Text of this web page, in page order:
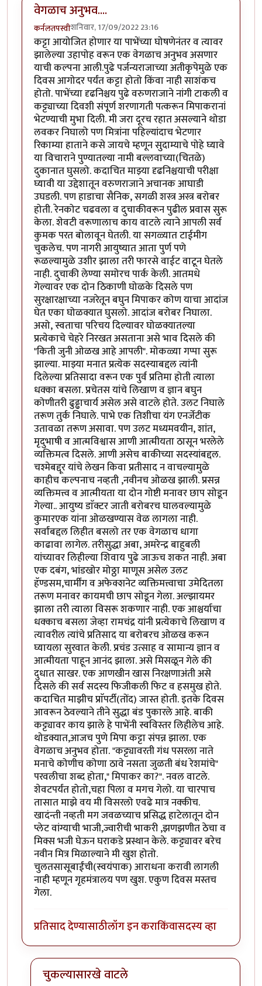
वेगळाच अनुभव....
कर्नलतपस्वीशनिवार, 17/09/2022 23:16
कट्टा आयोजित होणार या पाभेंच्या घोषणेनंतर व त्यावर
झालेल्या उहापोह वरून एक वेगळाच अनुभव असणार
याची कल्पना आली.पुढे पर्जन्यराजाच्या अतीकृपेमुळे एक
दिवस आगोदर पर्यंत कट्टा होतो किंवा नाही साशंकच
होतो. पाभेंच्या दृढनिश्चय पुढे वरुणराजाने नांगी टाकली व
कट्ट्याच्या दिवशी संपूर्ण शरणागती पत्करून मिपाकरानां
भेटण्याची मुभा दिली. मी जरा दूरच रहात असल्याने थोडा
लवकर निघालो पण मित्रांना पहिल्यांदाच भेटणार
रिकाम्या हाताने कसे जायचे म्हणून सुदाम्याचे पोहे घ्यावे
या विचाराने पुण्यातल्या नामी बल्लवाच्या(चितळे)
दुकानात घुसलो. कदाचित माझ्या दृढनिश्चयाची परीक्षा
घ्यावी या उद्देशातून वरुणराजाने अचानक आघाडी
उघडली. पण हाडाचा सैनिक, सगळी शस्त्र अस्त्र बरोबर
होती. रेनकोट चढवला व दुचाकीवरून पुढील प्रवास सुरू
केला. शेवटी वरूणालाच काय वाटले त्याने आपली सर्व
कुमक परत बोलावून घेतली. या सगळ्यात टाईमीग
चुकलेच. पण नागरी आयुष्यात आता पुर्ण पणे
रूळल्यामुळे उशीर झाला तरी फारसे वाईट वाटून घेतले
नाही. दुचाकी लेण्या समोरच पार्क केली. आतमधे
गेल्यावर एक दोन ठिकाणी घोळके दिसले पण
सुरक्षारक्षाच्या नजरेतून बघुन मिपाकर कोण याचा आदांज
घेत एका घोळक्यात घुसलो. आदांज बरोबर निघाला.
असो, स्वताचा परिचय दिल्यावर घोळक्यातल्या
प्रत्येकाचे चेहरे निरखत असताना असे भाव दिसले की
"किती जुनी ओळख आहे आपली". मोकळ्या गप्पा सुरू
झाल्या. माझ्या मनात प्रत्येक सदस्याबद्दल त्यांनी
दिलेल्या प्रतिसादा वरून एक पुर्व प्रतिमा होती त्याला
धक्का बसला. प्रचेतस यांचे लिखाण व ज्ञान बघुन
कोणीतरी ढुढ्ढाचार्य असेल असे वाटले होते. उलट निघाले
तरूण तुर्क निघाले. पाभे एक तिशीचा यंग एनर्जेटीक
उतावळा तरूण असावा. पण उलट मध्यमवयीन, शांत,
मृदुभाषी व आत्मविश्वास आणी आत्मीयता ठासून भरलेले
व्यक्तिमत्व दिसले. आणी असेच बाकीच्या सदस्यांबद्दल.
चश्मेबद्दूर यांचे लेखन किवा प्रतीसाद न वाचल्यामुळे
काहीच कल्पनाच नव्हती ,नवीनच ओळख झाली. प्रसन्न
व्यक्तिमत्त्व व आत्मीयता या दोन गोष्टी मनावर छाप सोडून
गेल्या.. आयुष्य डाॅक्टर जाती बरोबरच घालवल्यामुळे
कुमारएक यांना ओळखण्यास वेळ लागला नाही.
सर्वांबद्दल लिहीत बसलो तर एक वेगळाच धागा
काढावा लागेल. तरीसुद्धा अबा, अमरेन्द्र बाहुबली
यांच्यावर लिहील्या शिवाय पुढे जाऊच शकत नाही. अबा
एक दबंग, भांडखोर मोठ्ठा माणूस असेल उलट
हॅण्डसम,चार्मींग व अफेक्शनेट व्यक्तिमत्त्वाचा उमेदितला
तरूण मनावर कायमची छाप सोडून गेला. अल्झायमर
झाला तरी त्याला विसरू शकणार नाही. एक आश्चर्याचा
धक्काच बसला जेव्हा रामचंद्र यांनी प्रत्येकाचे लिखाण व
त्यावरील त्यांचे प्रतिसाद या बरोबरच ओळख करून
घ्यायला सुरवात केली. प्रचंड उत्साह व सामान्य ज्ञान व
आत्मीयता पाहून आनंद झाला. असे मिसळून गेले की
दुधात साखर. एक आणखीन खास निरक्षणाअंती असे
दिसले की सर्व सदस्य फिजीकली फिट व हसमुख होते.
कदाचित माझीच प्राॅपर्टी(तोंद) जास्त होती. इतके दिवस
आवरून ठेवल्याने तीने सुद्धा बंड पुकारले आहे. बाकी
कट्ट्यावर काय झाले हे पाभेंनी स्वविस्तर लिहीलेच आहे.
थोडक्यात,आजच पुणे मिपा कट्टा संपन्न झाला. एक
वेगळाच अनुभव होता. "कट्ट्यावरती गंध पसरला नाते
मनाचे कोणीच कोणा ठावे नसता जुळती बंध रेशमांचे"
परवलीचा शब्द होता," मिपाकर का?". नवल वाटले.
शेवटपर्यंत होतो,चहा पिला व मगच गेलो. या चारपाच
तासात माझे वय मी विसरलो एवढे मात्र नक्कीच.
खादंन्ती नव्हती मग जवळच्याच प्रसिद्ध हाटेलातून दोन
प्लेट वांग्याची भाजी,ज्वारीची भाकरी ,झणझणीत ठेचा व
मिक्स भजी घेऊन घराकडे प्रस्थान केले. कट्ट्यावर बरेच
नवीन मित्र मिळाल्याने मी खुश होतो.
चुलतसासूबाईंची(स्वयंपाक) आराधना करावी लागली
नाही म्हणून गृहमंत्रालय पण खुश. एकुण दिवस मस्तच
गेला.
प्रतिसाद देण्यासाठीलॉग इन कराकिंवासदस्य व्हा
चुकल्यासारखे वाटले